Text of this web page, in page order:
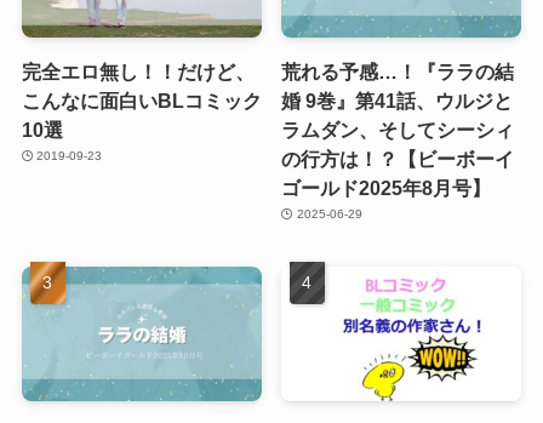
完全エロ無し！！だけど、
こんなに面白いBLコミック
10選
2019-09-23
荒れる予感…！『ララの結
婚 9巻』第41話、ウルジと
ラムダン、そしてシーシィ
の行方は！？【ビーボーイ
ゴールド2025年8月号】
2025-06-29